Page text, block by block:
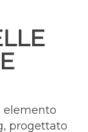
elemento
progettato